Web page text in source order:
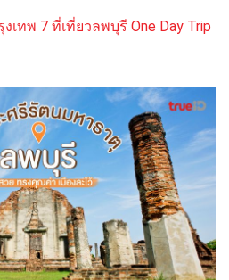
เทพ 7 ที่เที่ยวลพบุรี One Day Trip